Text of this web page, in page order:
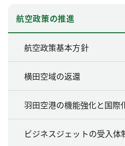
航空政策の推進
航空政策基本方針
横田空域の返還
羽田空港の機能強化と国際
ビジネスジェットの受入体